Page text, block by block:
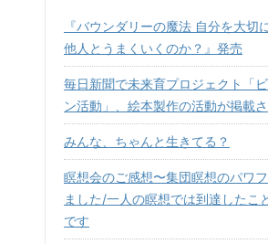
『バウンダリーの魔法 自分を大切
他人とうまくいくのか？』発売
毎日新聞で未来育プロジェクト「
ン活動」、絵本製作の活動が掲載
みんな、ちゃんと生きてる？
瞑想会のご感想〜集団瞑想のパワ
ました/一人の瞑想では到達したこ
です